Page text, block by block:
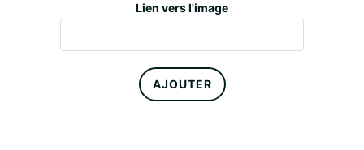
Lien vers l'image
AJOUTER